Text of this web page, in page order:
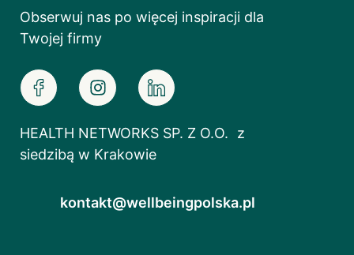
Obserwuj nas po więcej inspiracji dla
Twojej firmy
HEALTH NETWORKS SP. Z O.O. z
siedzibą w Krakowie
kontakt@wellbeingpolska.pl